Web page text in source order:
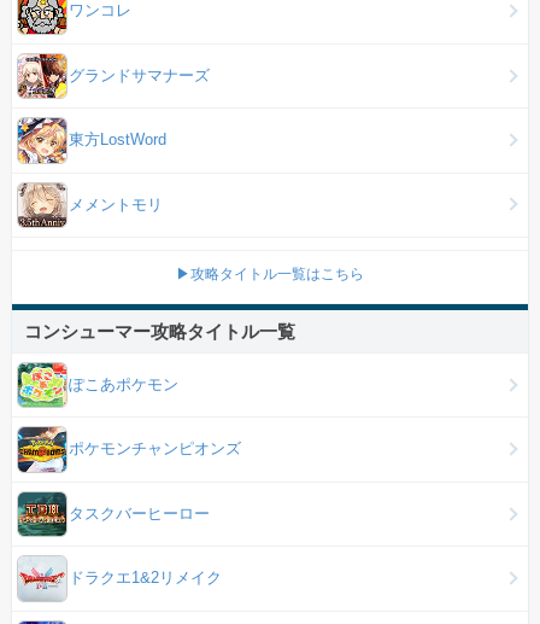
ワンコレ
グランドサマナーズ
東方LostWord
メメントモリ
▶攻略タイトル一覧はこちら
コンシューマー攻略タイトル一覧
ぽこあポケモン
ポケモンチャンピオンズ
タスクバーヒーロー
ドラクエ1&2リメイク